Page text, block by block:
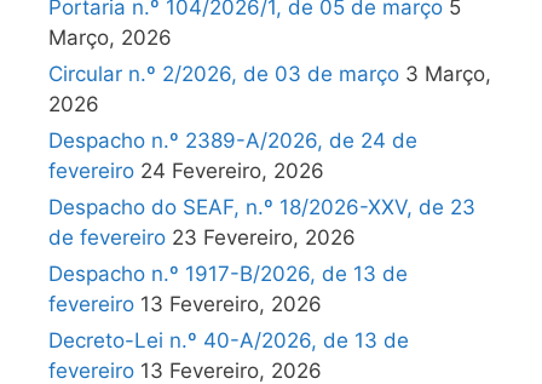
Portaria n.º 104/2026/1, de 05 de março 5
Março, 2026
Circular n.º 2/2026, de 03 de março 3 Março,
2026
Despacho n.º 2389-A/2026, de 24 de
fevereiro 24 Fevereiro, 2026
Despacho do SEAF, n.º 18/2026-XXV, de 23
de fevereiro 23 Fevereiro, 2026
Despacho n.º 1917-B/2026, de 13 de
fevereiro 13 Fevereiro, 2026
Decreto-Lei n.º 40-A/2026, de 13 de
fevereiro 13 Fevereiro, 2026